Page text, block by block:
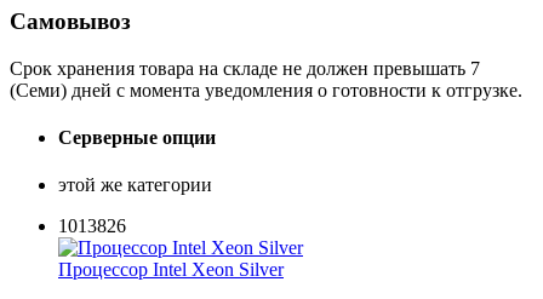
Самовывоз
Срок хранения товара на складе не должен превышать 7
(Семи) дней с момента уведомления о готовности к отгрузке.
Серверные опции
этой же категории
1013826
Процессор Intel Xeon Silver